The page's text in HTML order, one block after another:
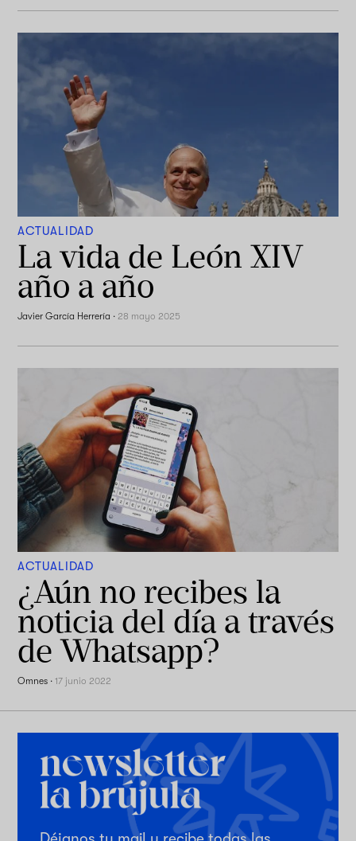
ACTUALIDAD
La vida de León XIV
año a año
Javier García Herrería ·28 mayo 2025
ACTUALIDAD
¿Aún no recibes la
noticia del día a través
de Whatsapp?
Omnes ·17 junio 2022